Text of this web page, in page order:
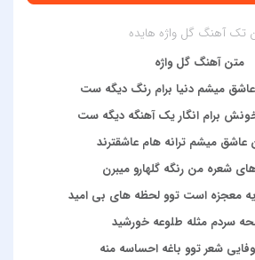
تک آهنگ گل واژه هایده
متن آهنگ گل واژه
میشم دنیا برام رنگ دیگه ست
برام انگار یک آهنگه دیگه ست
میشم ترانه هام عاشقترند
شعره من رنگه گلهارو میبرن
معجزه است توو لحظه های بی امید
سردم مثله طلوعه خورشید
شعر توو باغه احساسه منه